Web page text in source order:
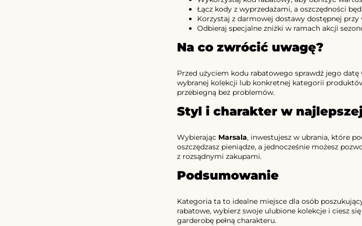
Łącz kody z wyprzedażami, a oszczędności
Korzystaj z darmowej dostawy dostępnej
Odbieraj specjalne zniżki w ramach akcji
Na co zwrócić uwagę?
Przed użyciem kodu rabatowego sprawdź jego
wybranej kolekcji lub konkretnej kategorii
przebiegną bez problemów.
Styl i charakter w
Wybierając Marsala, inwestujesz w ubrania, które
oszczędzasz pieniądze, a jednocześnie możesz
z rozsądnymi zakupami.
Podsumowanie
Kategoria ta to idealne miejsce dla osób
rabatowe, wybierz swoje ulubione kolekcje i ciesz
garderobę pełną charakteru.